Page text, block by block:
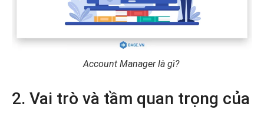
Account Manager là gì?
2. Vai trò và tầm quan trọng của